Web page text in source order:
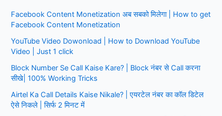
करें|
RupeshHelp
Facebook Content Monetization अब सबको मिलेगा | How to get
Facebook Content Monetization
YouTube Video Dowonload | How to Download YouTube
Video | Just 1 click
Block Number Se Call Kaise Kare? | Block नंबर से Call करना
सीखे| 100% Working Tricks
Airtel Ka Call Details Kaise Nikale? | एयरटेल नंबर का कॉल डिटेल
ऐसे निकले | सिर्फ 2 मिनट में